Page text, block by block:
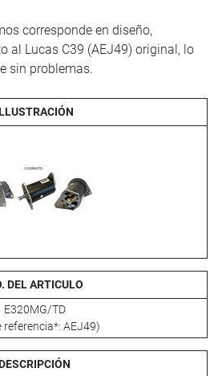
corresponde en diseño,
al Lucas C39 (AEJ49) original, lo
sin problemas.
DEL ARTICULO
E320MG/TD
referencia*: AEJ49)